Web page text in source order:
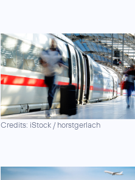
Credits: iStock / horstgerlach